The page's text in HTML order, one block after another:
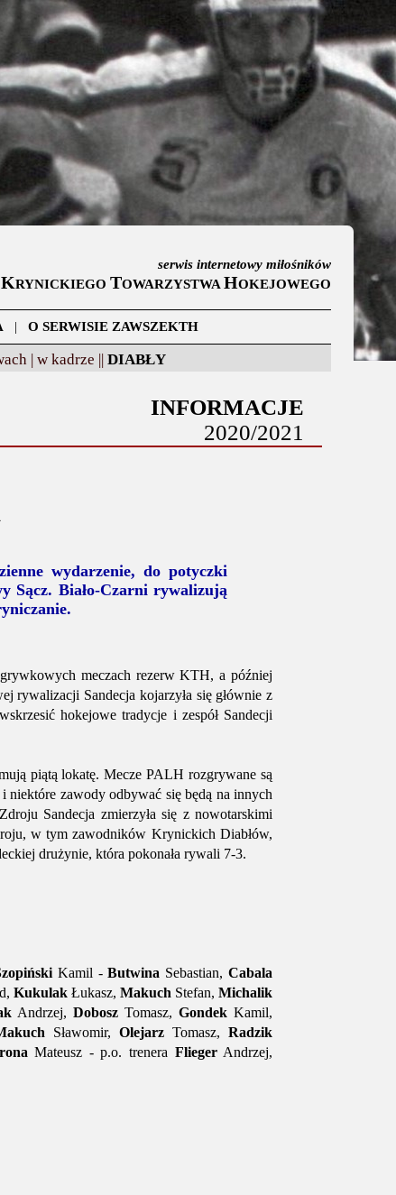
serwis internetowy miłośników
KRYNICKIEGO TOWARZYSTWA HOKEJOWEGO
| O SERWISIE ZAWSZEKTH
| w kadrze || DIABŁY
INFORMACJE
2020/2021
wydarzenie, do potyczki
Sącz. Biało-Czarni rywalizują
meczach rezerw KTH, a później
rywalizacji Sandecja kojarzyła się głównie z
hokejowe tradycje i zespół Sandecji
piątą lokatę. Mecze PALH rozgrywane są
zawody odbywać się będą na innych
Sandecja zmierzyła się z nowotarskimi
w tym zawodników Krynickich Diabłów,
drużynie, która pokonała rywali 7-3.
Kamil -Butwina Sebastian,Cabala
Kukulak Łukasz, Makuch Stefan, Michalik
Andrzej, DoboszTomasz, GondekKamil,
Sławomir, OlejarzTomasz,Radzik
Mateusz - p.o. trenera FliegerAndrzej,